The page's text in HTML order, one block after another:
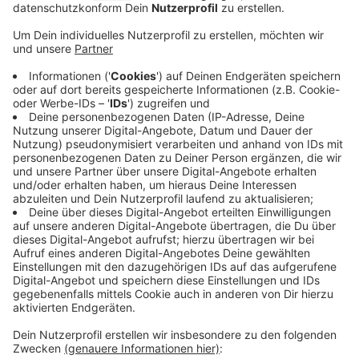
Veröffentlicht:Samstag, 02.09.2023 09:57
NRW-Bauministerin Scharrenbach hat dem LVR einen
Förderbescheid in Höhe von rund 76 Millionen Euro
übergeben. Das Geld kommt aus dem
Wiederaufbaufonds des Landes - und soll unter
anderem den LVR-Kliniken Langenfeld und Düsseldorf
zugute kommen. Der Großteil der Mittel soll in den
Wiederaufbau der Paul-Klee-Schule investiert werden.
Die Förderschule wurde bei der Flutkatastrophe 2021
von allen zum Landschaftsverband gehörenden
Liegenschaften am schwersten getroffen. Sie muss
neu gebaut werden.
Anzeige